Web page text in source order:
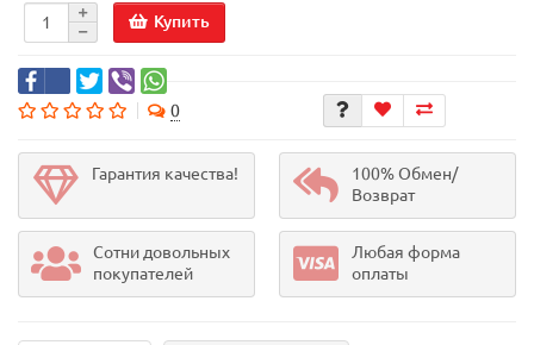
Купить
0
Гарантия качества!
100% Обмен/
Возврат
Сотни довольных
покупателей
Любая форма
оплаты